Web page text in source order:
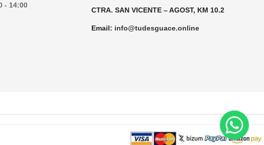
- 14:00
CTRA. SAN VICENTE – AGOST, KM 10.2
Email: info@tudesguace.online